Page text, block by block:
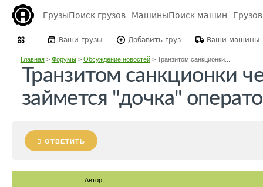
ГрузыПоиск грузов МашиныПоиск машин
Ваши грузы Добавить груз Ваши машины
Главная> Форумы> Обсуждение новостей> Транзитом санкционки...
Транзитом санкционки
займется "дочка"
ОТВЕТИТЬ
Автор